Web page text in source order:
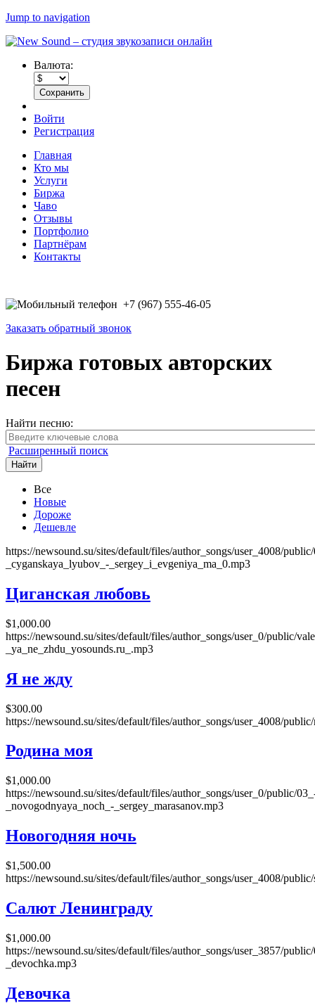
Jump to navigation
Валюта:
Войти
Регистрация
Главная
Кто мы
Услуги
Биржа
Чаво
Отзывы
Портфолио
Партнёрам
Контакты
+7 (967) 555-46-05
Заказать обратный звонок
Биржа готовых авторских
песен
Найти песню:
Расширенный поиск
Найти
Все
Новые
Дороже
Дешевле
https://newsound.su/sites/default/files/author_songs/user_4008/
_cyganskaya_lyubov_-_sergey_i_evgeniya_ma_0.mp3
Циганская любовь
$1,000.00
https://newsound.su/sites/default/files/author_songs/user_0/public/
_ya_ne_zhdu_yosounds.ru_.mp3
Я не жду
$300.00
https://newsound.su/sites/default/files/author_songs/user_4008/
Родина моя
$1,000.00
https://newsound.su/sites/default/files/author_songs/user_0/public/
_novogodnyaya_noch_-_sergey_marasanov.mp3
Новогодняя ночь
$1,500.00
https://newsound.su/sites/default/files/author_songs/user_4008/
Салют Ленинграду
$1,000.00
https://newsound.su/sites/default/files/author_songs/user_3857/
_devochka.mp3
Девочка